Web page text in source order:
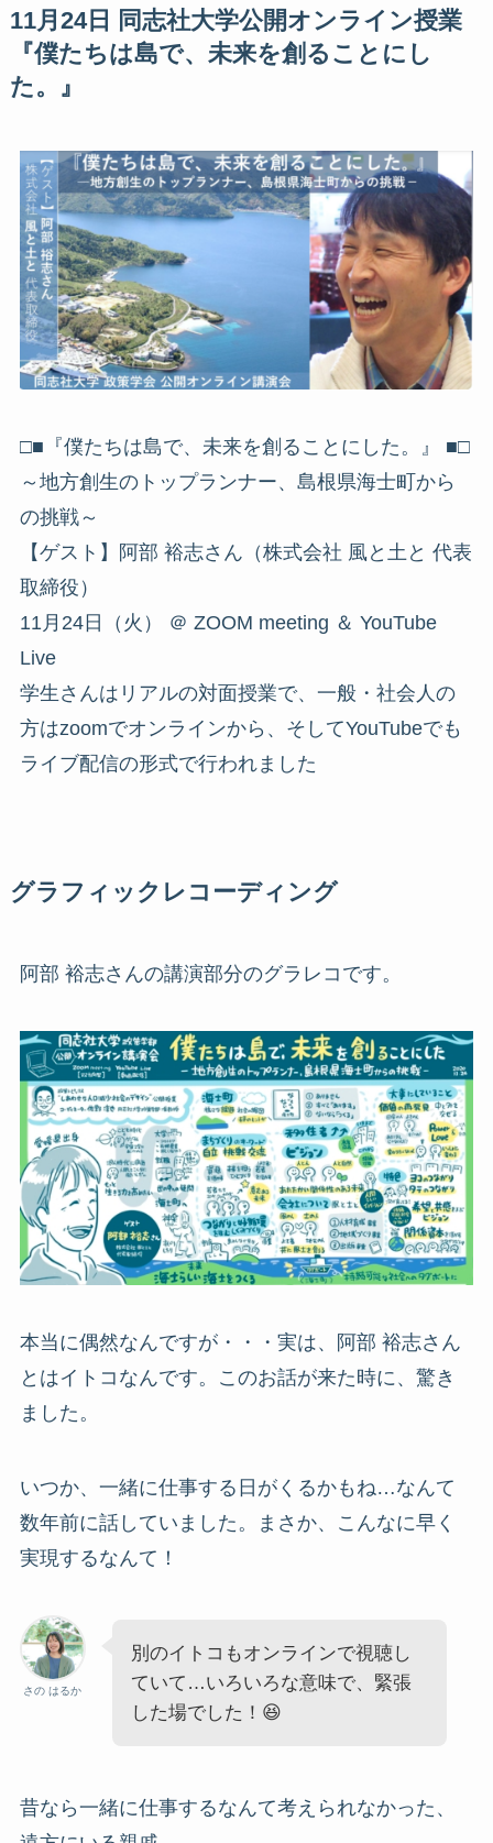
11月24日 同志社大学公開オンライン授業
『僕たちは島で、未来を創ることにし
た。』
□■『僕たちは島で、未来を創ることにした。』 ■□
～地方創生のトップランナー、島根県海士町から
の挑戦～
【ゲスト】阿部 裕志さん（株式会社 風と土と 代表
取締役）
11月24日（火） ＠ ZOOM meeting ＆ YouTube
Live
学生さんはリアルの対面授業で、一般・社会人の
方はzoomでオンラインから、そしてYouTubeでも
ライブ配信の形式で行われました
グラフィックレコーディング
阿部 裕志さんの講演部分のグラレコです。
本当に偶然なんですが・・・実は、阿部 裕志さん
とはイトコなんです。このお話が来た時に、驚き
ました。
いつか、一緒に仕事する日がくるかもね…なんて
数年前に話していました。まさか、こんなに早く
実現するなんて！
さの はるか
別のイトコもオンラインで視聴し
ていて…いろいろな意味で、緊張
した場でした！😆
昔なら一緒に仕事するなんて考えられなかった、